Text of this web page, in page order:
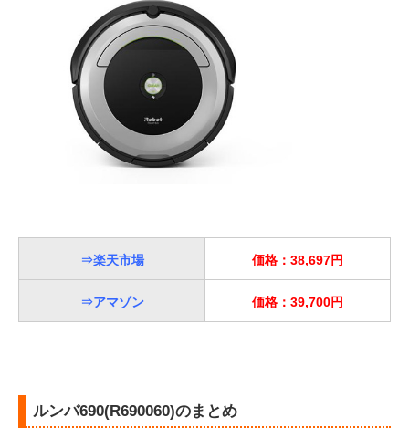
⇒楽天市場 価格：38,697円
⇒アマゾン 価格：39,700円
ルンバ690(R690060)のまとめ